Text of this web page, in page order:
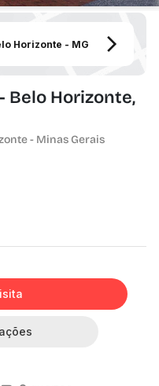
Horizonte - MG
Belo Horizonte,
- Minas Gerais